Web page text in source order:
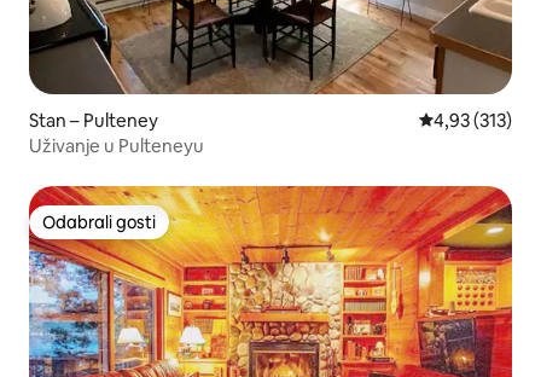
Stan – Pulteney Prosječna
4,93 (313)
Uživanje u Pulteneyu
Odabrali gosti
Odabrali gosti